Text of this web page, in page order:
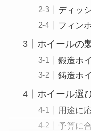
ディッ
フィン
ホイールの
鍛造ホ
鋳造ホ
ホイール選
用途に
予算に